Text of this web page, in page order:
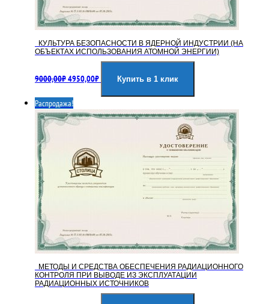
КУЛЬТУРА БЕЗОПАСНОСТИ В ЯДЕРНОЙ ИНДУСТРИИ (НА
ОБЪЕКТАХ ИСПОЛЬЗОВАНИЯ АТОМНОЙ ЭНЕРГИИ)
9000,00₽цена
9000,00₽.
4950,00₽цена:
Купить в 1 клик
Распродажа!
МЕТОДЫ И СРЕДСТВА ОБЕСПЕЧЕНИЯ РАДИАЦИОННОГО
КОНТРОЛЯ ПРИ ВЫВОДЕ ИЗ ЭКСПЛУАТАЦИИ
РАДИАЦИОННЫХ ИСТОЧНИКОВ